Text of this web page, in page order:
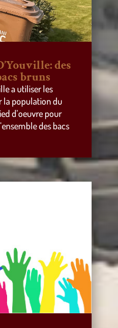
des
bruns
a utiliser les
la population du
d’oeuvre pour
des bacs